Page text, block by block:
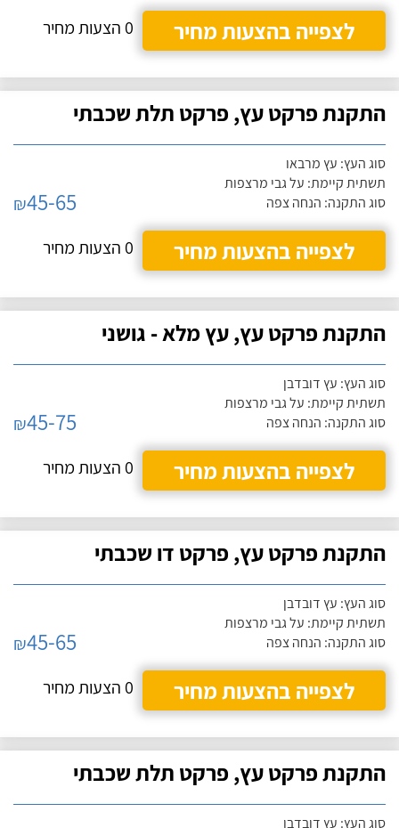
לצפייה בהצעות מחיר 0 הצעות מחיר
התקנת פרקט עץ, פרקט תלת שכבתי
סוג העץ: עץ מרבאו
תשתית קיימת: על גבי מרצפות
סוג התקנה: הנחה צפה
₪45-65
לצפייה בהצעות מחיר
0 הצעות מחיר
התקנת פרקט עץ, עץ מלא - גושני
סוג העץ: עץ דובדבן
תשתית קיימת: על גבי מרצפות
סוג התקנה: הנחה צפה
₪45-75
לצפייה בהצעות מחיר
0 הצעות מחיר
התקנת פרקט עץ, פרקט דו שכבתי
סוג העץ: עץ דובדבן
תשתית קיימת: על גבי מרצפות
סוג התקנה: הנחה צפה
₪45-65
לצפייה בהצעות מחיר
0 הצעות מחיר
התקנת פרקט עץ, פרקט תלת שכבתי
סוג העץ: עץ דובדבן